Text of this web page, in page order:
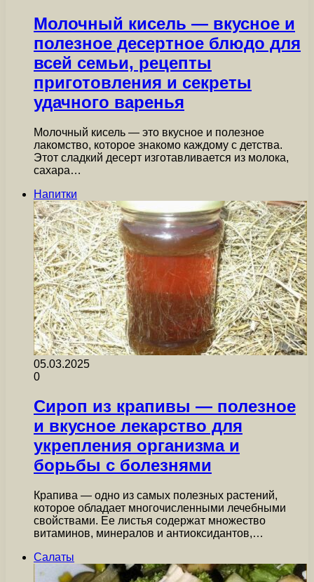
Молочный кисель — вкусное и
полезное десертное блюдо для
всей семьи, рецепты
приготовления и секреты
удачного варенья
Молочный кисель — это вкусное и полезное
лакомство, которое знакомо каждому с детства.
Этот сладкий десерт изготавливается из молока,
сахара…
Напитки
05.03.2025
0
Сироп из крапивы — полезное
и вкусное лекарство для
укрепления организма и
борьбы с болезнями
Крапива — одно из самых полезных растений,
которое обладает многочисленными лечебными
свойствами. Ее листья содержат множество
витаминов, минералов и антиоксидантов,…
Салаты